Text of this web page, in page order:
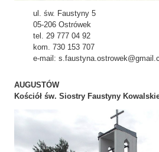
ul. św. Faustyny 5
05-206 Ostrówek
tel. 29 777 04 92
kom. 730 153 707
e-mail:
AUGUSTÓW
Kościół św. Siostry Faustyny